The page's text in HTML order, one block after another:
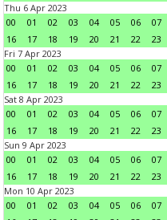
Thu 6 Apr 2023
00
01 02 03 04 05 06 07
16
17 18 19 20 21 22
23
Fri 7 Apr 2023
00
01 02 03 04 05 06 07
16
17 18 19 20 21 22
23
Sat 8 Apr 2023
00
01 02 03 04 05 06 07
16
17 18 19 20 21 22
23
Sun 9 Apr 2023
00
01 02 03 04 05 06 07
16
17 18 19 20 21 22
23
Mon 10 Apr 2023
00
01 02 03 04 05 06 07